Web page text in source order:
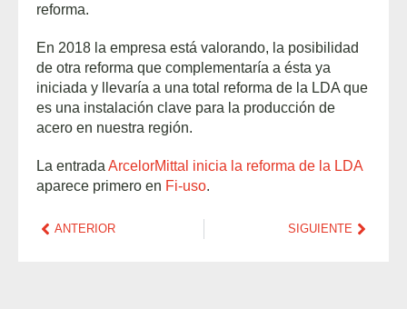
reforma.
En 2018 la empresa está valorando, la posibilidad
de otra reforma que complementaría a ésta ya
iniciada y llevaría a una total reforma de la LDA que
es una instalación clave para la producción de
acero en nuestra región.
La entrada ArcelorMittal inicia la reforma de la LDA
aparece primero en Fi-uso.
ANTERIOR SIGUIENTE